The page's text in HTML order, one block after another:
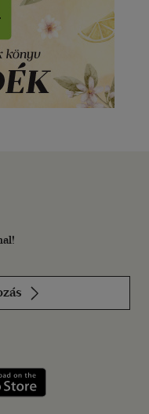
Szerezd meg: Google